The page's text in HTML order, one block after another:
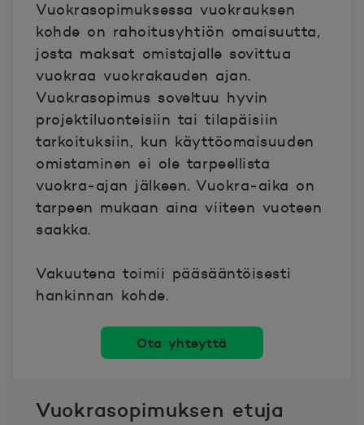
Vuokrasopimuksessa vuokrauksen
kohde on rahoitusyhtiön omaisuutta,
josta maksat omistajalle sovittua
vuokraa vuokrakauden ajan.
Vuokrasopimus soveltuu hyvin
projektiluonteisiin tai tilapäisiin
tarkoituksiin, kun käyttöomaisuuden
omistaminen ei ole tarpeellista
vuokra-ajan jälkeen. Vuokra-aika on
tarpeen mukaan aina viiteen vuoteen
saakka.
Vakuutena toimii pääsääntöisesti
hankinnan kohde.
Ota yhteyttä
Vuokrasopimuksen etuja